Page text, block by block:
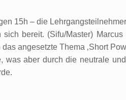
15h – die
bereit. (Sifu/Master)
angesetzte Thema ‚Short
was aber durch die neutrale